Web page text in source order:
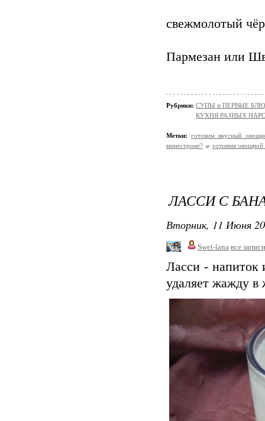
свежмолотый
Пармезан или
Рубрики: СУПЫ и ПЕРВЫЕ
КУХНЯ РАЗНЫХ
Метки: готовим вкусный
минестроне?
готовим овощной
ЛАССИ С
Вторник, 11 Июня
Swet-lana все
Ласси - напиток
удаляет жажду в